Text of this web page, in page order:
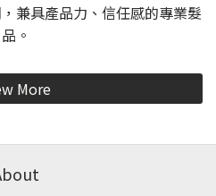
兼具產品力、信任感的專業髮
品。
More